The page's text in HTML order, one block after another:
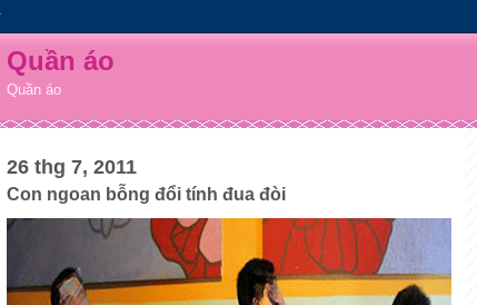
Quần áo
Quần áo
26 thg 7, 2011
Con ngoan bỗng đổi tính đua đòi